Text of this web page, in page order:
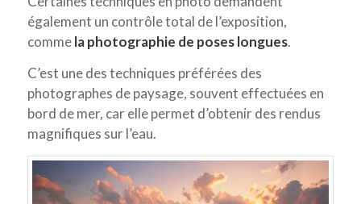
également un contrôle total de l’exposition,
commela photographie de poses longues.
C’est une des techniques préférées des
photographes de paysage, souvent effectuées en
bord de mer, car elle permet d’obtenir des rendus
magnifiques sur l’eau.